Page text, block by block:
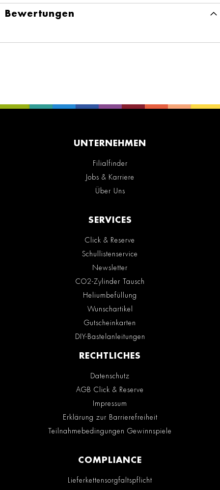
Bewertungen
UNTERNEHMEN
Filialfinder
Jobs & Karriere
Über Uns
SERVICES
Click & Reserve
Schullistenservice
Newsletter
CO2-Zylinder Tausch
Heliumbefüllung
Wunschartikel
Gutscheinkarten
DIY-Bastelanleitungen
RECHTLICHES
Datenschutz
AGB Click & Reserve
Impressum
Erklärung zur Barrierefreiheit
Teilnahmebedingungen Gewinnspiele
COMPLIANCE
Lieferkettensorgfaltspflicht